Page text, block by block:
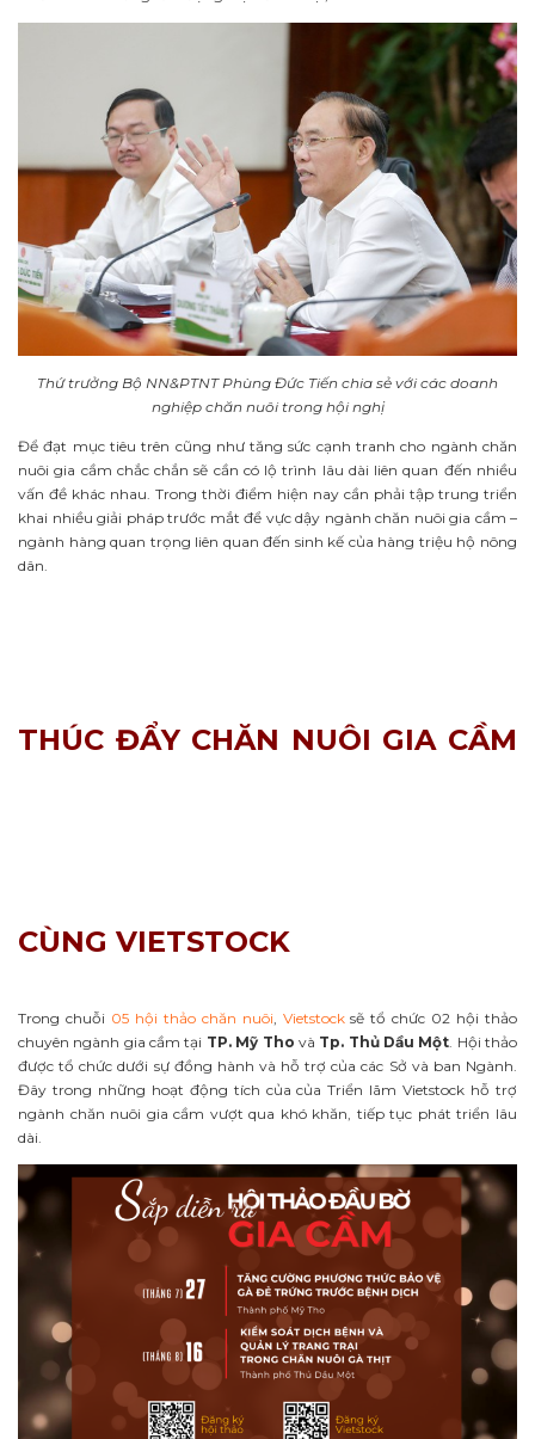
Thứ trưởng Bộ NN&PTNT Phùng Đức Tiến chia sẻ với các doanh
nghiệp chăn nuôi trong hội nghị
Để đạt mục tiêu trên cũng như tăng sức cạnh tranh cho ngành chăn
nuôi gia cầm chắc chắn sẽ cần có lộ trình lâu dài liên quan đến nhiều
vấn đề khác nhau. Trong thời điểm hiện nay cần phải tập trung triển
khai nhiều giải pháp trước mắt để vực dậy ngành chăn nuôi gia cầm –
ngành hàng quan trọng liên quan đến sinh kế của hàng triệu hộ nông
dân.
THÚC ĐẨY CHĂN NUÔI GIA CẦM
CÙNG VIETSTOCK
Trong chuỗi 05 hội thảo chăn nuôi Vietstocksẽ tổ chức 02 hội thảo
chuyên ngành gia cầm tại TP. Mỹ Tho và Tp. Thủ Dầu Một . Hội thảo
được tổ chức dưới sự đồng hành và hỗ trợ của các Sở và ban Ngành.
Đây trong những hoạt động tích của của Triển lãm Vietstock hỗ trợ
ngành chăn nuôi gia cầm vượt qua khó khăn, tiếp tục phát triển lâu
dài.